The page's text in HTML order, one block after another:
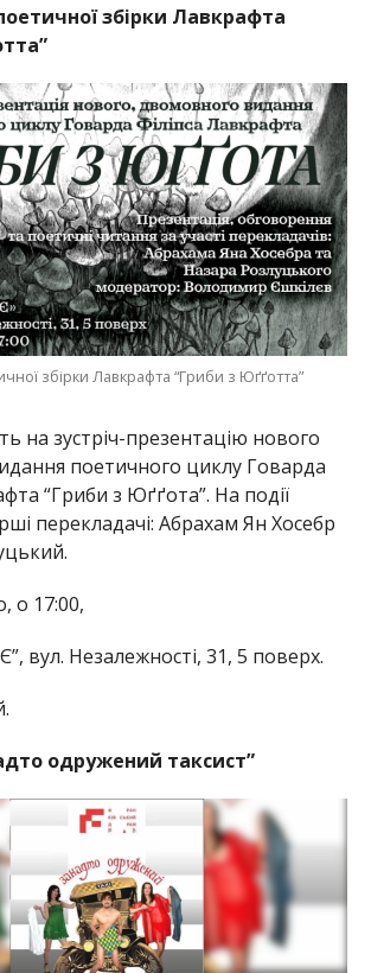
збірки Лавкрафта
збірки Лавкрафта “Гриби з Юґґотта”
на зустріч-презентацію нового
поетичного циклу Говарда
“Гриби з Юґґота”. На події
перекладачі: Абрахам Ян Хосебр
о 17:00,
вул. Незалежності, 31, 5 поверх.
одружений таксист”